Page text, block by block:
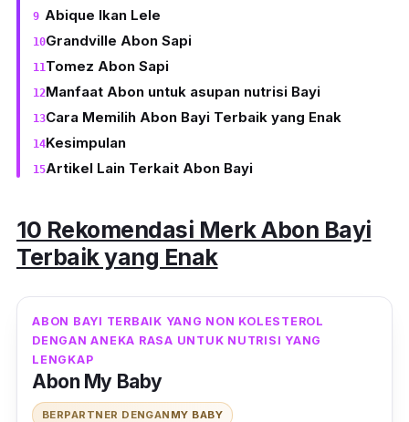
Abique Ikan Lele
Grandville Abon Sapi
Tomez Abon Sapi
Manfaat Abon untuk asupan nutrisi Bayi
Cara Memilih Abon Bayi Terbaik yang Enak
Kesimpulan
Artikel Lain Terkait Abon Bayi
10 Rekomendasi Merk Abon Bayi
Terbaik yang Enak
ABON BAYI TERBAIK YANG NON KOLESTEROL
DENGAN ANEKA RASA UNTUK NUTRISI YANG
LENGKAP
Abon My Baby
BERPARTNER DENGAN MY BABY